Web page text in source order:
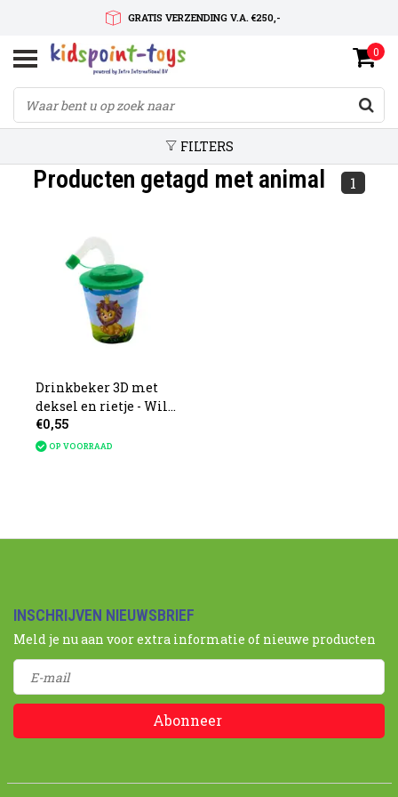
GRATIS VERZENDING V.A. €250,-
SNELLE LEVERTIJD
SERVICE OP MAAT
0
FILTERS
Producten getagd met animal 1
Drinkbeker 3D met
deksel en rietje - Wild
Animals
€0,55
OP VOORRAAD
INSCHRIJVEN NIEUWSBRIEF
Meld je nu aan voor extra informatie of nieuwe producten
Abonneer